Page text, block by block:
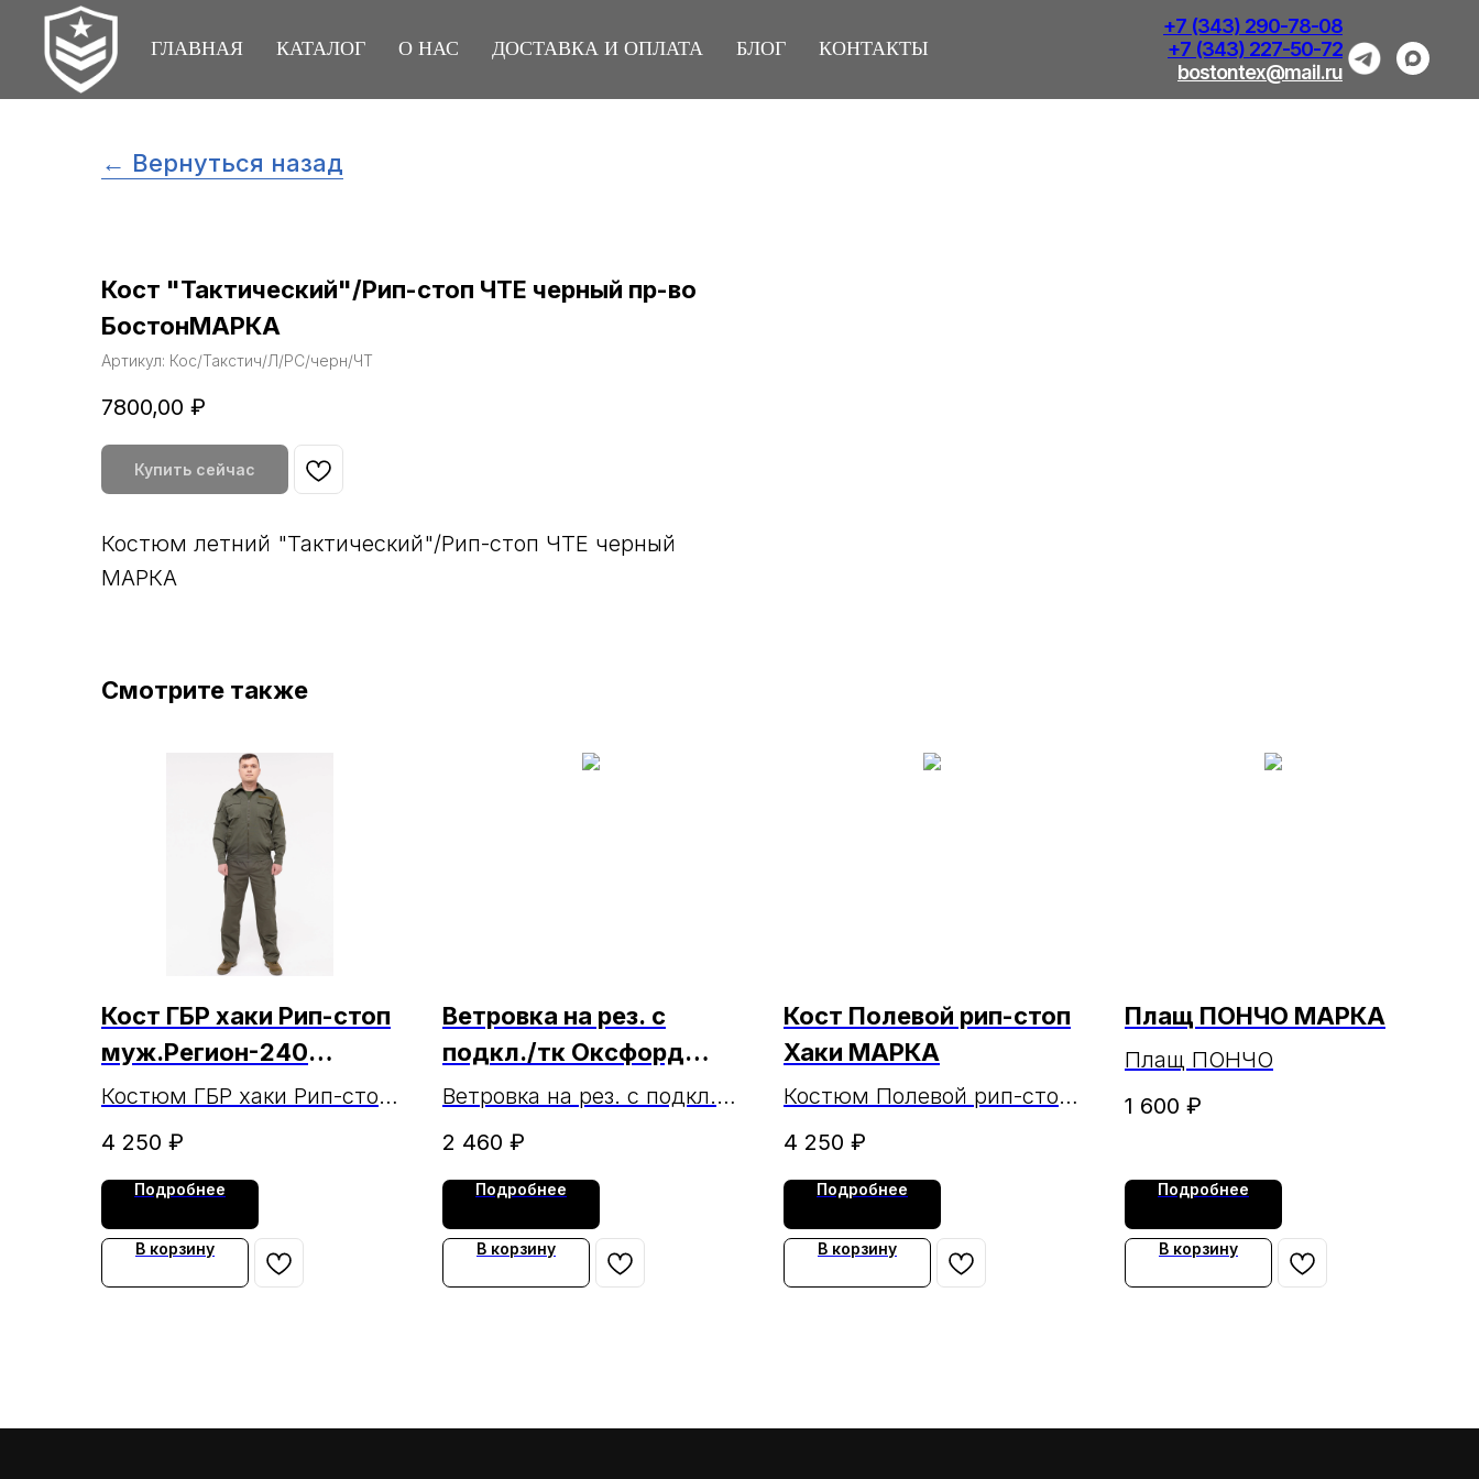
ГЛАВНАЯ КАТАЛОГ О НАС ДОСТАВКА И ОПЛАТА БЛОГ КОНТАКТЫ
+7 (343) 290-78-08
+7 (343) 227-50-72
bostontex@mail.ru
← Вернуться назад
Кост "Тактический"/Рип-стоп ЧТЕ черный пр-во
БостонМАРКА
Артикул: Кос/Такстич/Л/РС/черн/ЧТ
7800,00 ₽
Купить сейчас
Костюм летний "Тактический"/Рип-стоп ЧТЕ черный
МАРКА
Смотрите также
Кост ГБР хаки Рип-стоп
муж.Регион-240
МАРКА
Костюм ГБР хаки Рип-стоп
мужской МАРКА
4 250 ₽
Подробнее
В корзину
Ветровка на рез. с
подкл./тк Оксфорд
хаки МАРКА
Ветровка на рез. с подкл./
тк Оксфорд хаки МАРКА
2 460 ₽
Подробнее
В корзину
Кост Полевой рип-стоп
Хаки МАРКА
Костюм Полевой рип-стоп
Хаки "Казак" МАРКА
4 250 ₽
Подробнее
В корзину
Плащ ПОНЧО МАРКА
Плащ ПОНЧО
1 600 ₽
Подробнее
В корзину